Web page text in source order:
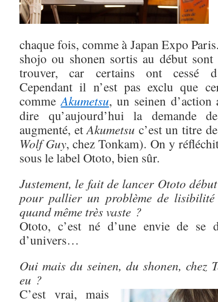
chaque fois, comme à Japan Expo
shojo ou shonen sortis au début
trouver, car certains ont cessé
Cependant il n’est pas exclu que
commeAkumetsu, un seinen
dire qu’aujourd’hui la demande
augmenté, etAkumetsu c’est un titre
Wolf Guy, chez Tonkam). On y
sous le label Ototo, bien sûr.
Justement, le fait de lancer Ototo
pour pallier un problème de
quand même très vaste ?
Ototo, c’est né d’une envie de se
d’univers…
Oui mais du seinen, du shonen,
eu ?
C’est vrai, mais